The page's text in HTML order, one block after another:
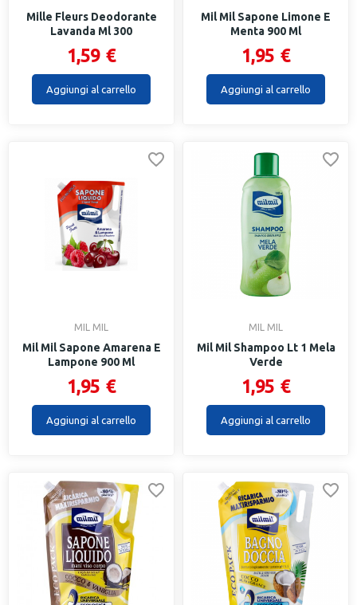
Mille Fleurs Deodorante
Lavanda Ml 300
1,59 €
Aggiungi al carrello
Mil Mil Sapone Limone E
Menta 900 Ml
1,95 €
Aggiungi al carrello
MIL MIL
Mil Mil Sapone Amarena E
Lampone 900 Ml
1,95 €
Aggiungi al carrello
MIL MIL
Mil Mil Shampoo Lt 1 Mela
Verde
1,95 €
Aggiungi al carrello